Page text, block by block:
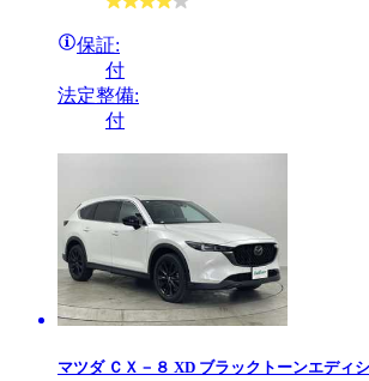
保証:
付
法定整備:
付
マツダ ＣＸ－８ XD ブラックトーンエディ